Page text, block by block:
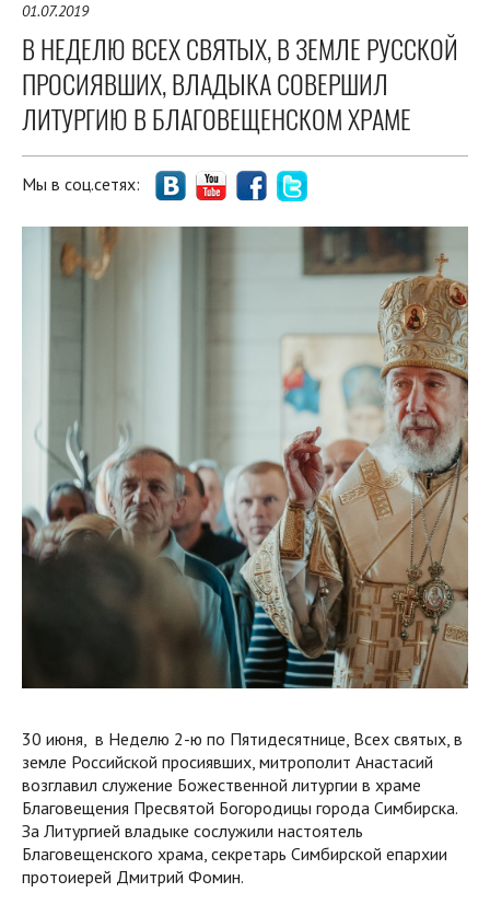
01.07.2019
В НЕДЕЛЮ ВСЕХ СВЯТЫХ, В ЗЕМЛЕ РУССКОЙ
ПРОСИЯВШИХ, ВЛАДЫКА СОВЕРШИЛ
ЛИТУРГИЮ В БЛАГОВЕЩЕНСКОМ ХРАМЕ
Мы в соц.сетях:
30 июня, в Неделю 2-ю по Пятидесятнице, Всех святых, в
земле Российской просиявших, митрополит Анастасий
возглавил служение Божественной литургии в храме
Благовещения Пресвятой Богородицы города Симбирска.
За Литургией владыке сослужили настоятель
Благовещенского храма, секретарь Симбирской епархии
протоиерей Дмитрий Фомин.